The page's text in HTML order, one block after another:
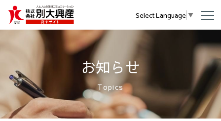
Select Language ▼
お知らせ
Topics